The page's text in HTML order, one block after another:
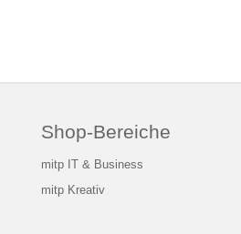
Shop-Bereiche
mitp IT & Business
mitp Kreativ